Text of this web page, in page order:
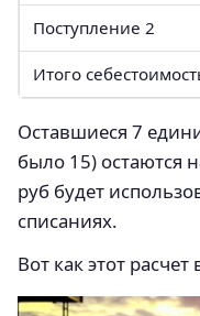
Поступление 2
Итого
Оставшиеся 7
было 15) остаются
руб будет
списаниях.
Вот как этот